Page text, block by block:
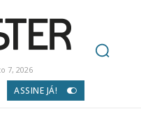
7, 2026
ASSINE JÁ!